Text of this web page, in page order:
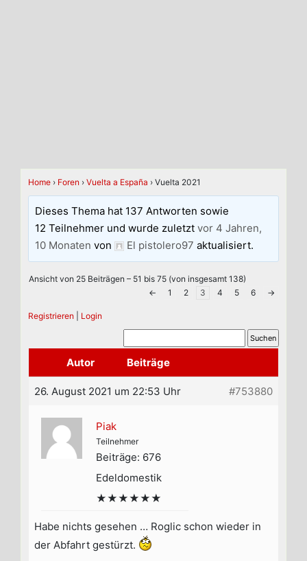
Home › Foren › Vuelta a España › Vuelta 2021
Dieses Thema hat 137 Antworten sowie
12 Teilnehmer und wurde zuletztvor 4 Jahren,
10 Monaten von El pistolero97 aktualisiert.
Ansicht von 25 Beiträgen – 51 bis 75 (von insgesamt 138)
←
1 2 3 4 5 6 →
Registrieren Login
Autor Beiträge
26. August 2021 um 22:53 Uhr #753880
Piak
Teilnehmer
Beiträge: 676
Edeldomestik
★★★★★★
Habe nichts gesehen … Roglic schon wieder in
der Abfahrt gestürzt.